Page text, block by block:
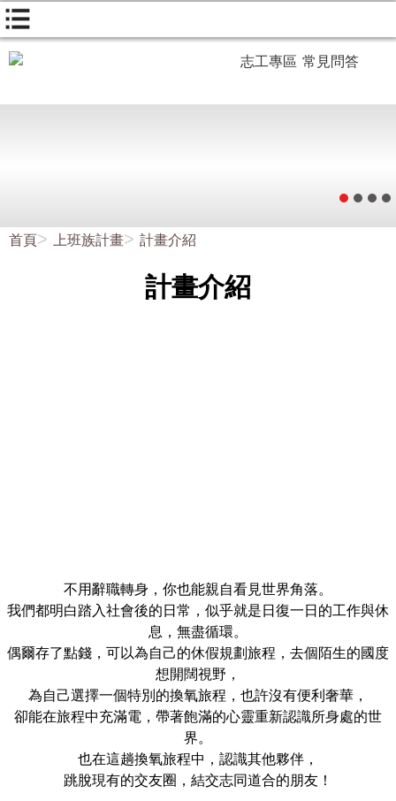
志工專區 常見問答
首頁 上班族計畫 計畫介紹
計畫介紹
不用辭職轉身，你也能親自看見世界角落。
我們都明白踏入社會後的日常，似乎就是日復一日的工作與休
息，無盡循環。
偶爾存了點錢，可以為自己的休假規劃旅程，去個陌生的國度
想開闊視野，
為自己選擇一個特別的換氧旅程，也許沒有便利奢華，
卻能在旅程中充滿電，帶著飽滿的心靈重新認識所身處的世
界。
也在這趟換氧旅程中，認識其他夥伴，
跳脫現有的交友圈，結交志同道合的朋友！